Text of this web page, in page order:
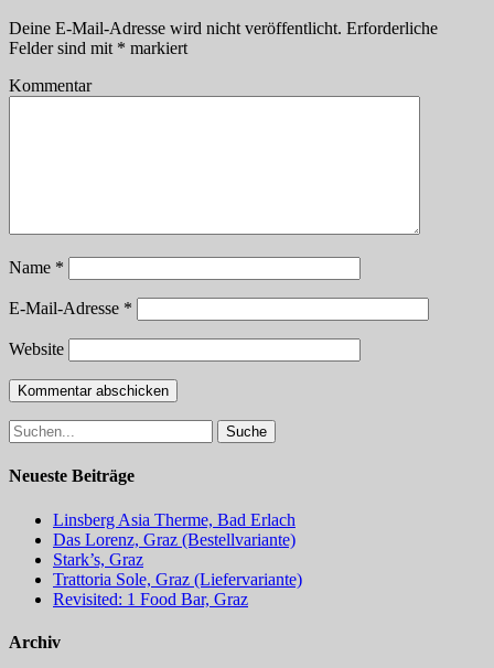
Deine E-Mail-Adresse wird nicht veröffentlicht. Erforderliche
Felder sind mit * markiert
Kommentar
Name *
E-Mail-Adresse *
Website
Suche
nach:
Neueste Beiträge
Linsberg Asia Therme, Bad Erlach
Das Lorenz, Graz (Bestellvariante)
Stark’s, Graz
Trattoria Sole, Graz (Liefervariante)
Revisited: 1 Food Bar, Graz
Archiv